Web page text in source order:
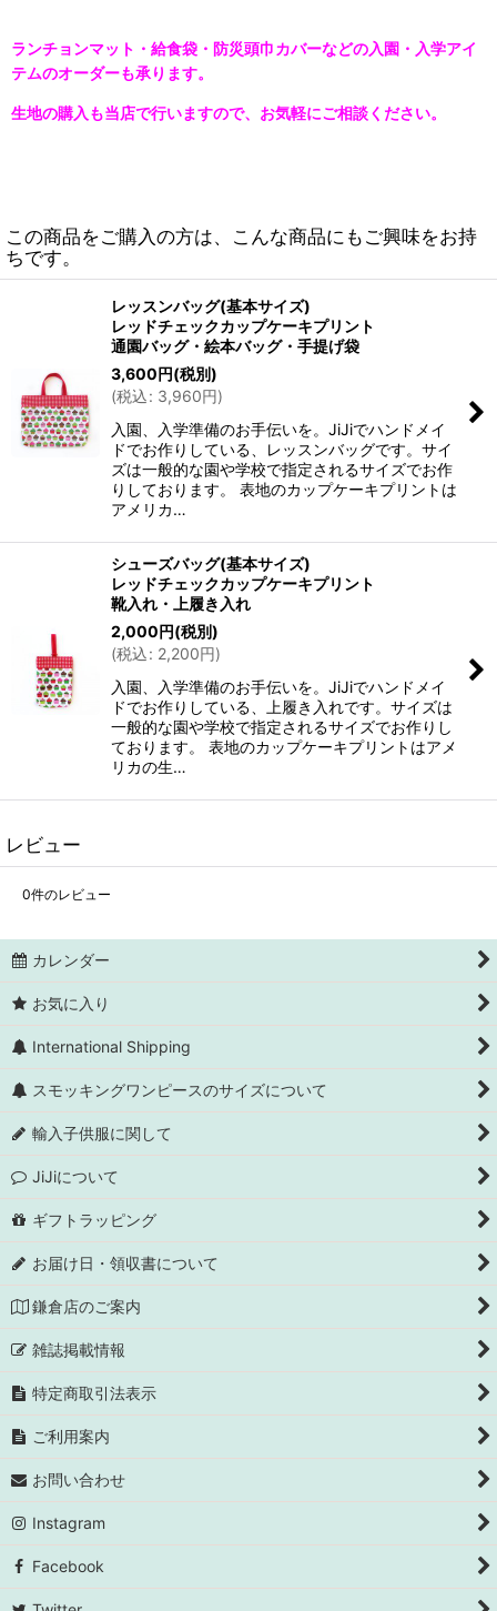
ランチョンマット・給食袋・防災頭巾カバーなどの入園・入学アイ
テムのオーダーも承ります。
生地の購入も当店で行いますので、お気軽にご相談ください。
この商品をご購入の方は、こんな商品にもご興味をお持
ちです。
レッスンバッグ(基本サイズ)
レッドチェックカップケーキプリント
通園バッグ・絵本バッグ・手提げ袋
3,600円(税別)
(税込: 3,960円)
入園、入学準備のお手伝いを。JiJiでハンドメイ
ドでお作りしている、レッスンバッグです。サイ
ズは一般的な園や学校で指定されるサイズでお作
りしております。 表地のカップケーキプリントは
アメリカ…
シューズバッグ(基本サイズ)
レッドチェックカップケーキプリント
靴入れ・上履き入れ
2,000円(税別)
(税込: 2,200円)
入園、入学準備のお手伝いを。JiJiでハンドメイ
ドでお作りしている、上履き入れです。サイズは
一般的な園や学校で指定されるサイズでお作りし
ております。 表地のカップケーキプリントはアメ
リカの生…
レビュー
0件のレビュー
カレンダー
お気に入り
International Shipping
スモッキングワンピースのサイズについて
輸入子供服に関して
JiJiについて
ギフトラッピング
お届け日・領収書について
鎌倉店のご案内
雑誌掲載情報
特定商取引法表示
ご利用案内
お問い合わせ
Instagram
Facebook